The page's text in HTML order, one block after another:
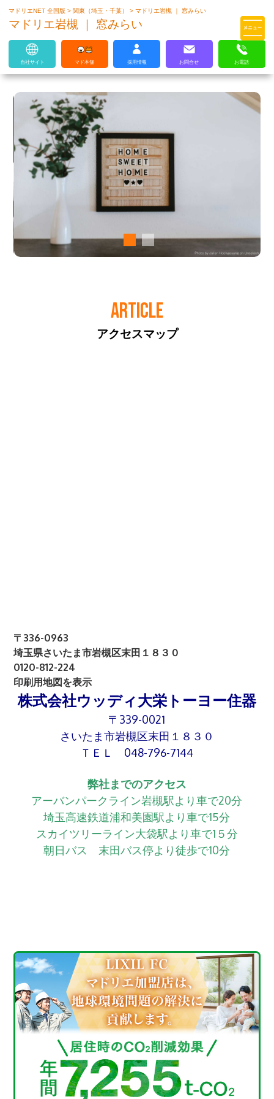
マドリエはLIXILの厳しい基準を
クリアした住まいのプロ集団です
マドリエNET 全国版> 関東（埼玉・千葉）>マドリエ岩槻 ｜ 窓みらい
マドリエ岩槻 ｜ 窓みらい
自社サイト マド本舗 採用情報 お問合せ お電話
ARTICLE
アクセスマップ